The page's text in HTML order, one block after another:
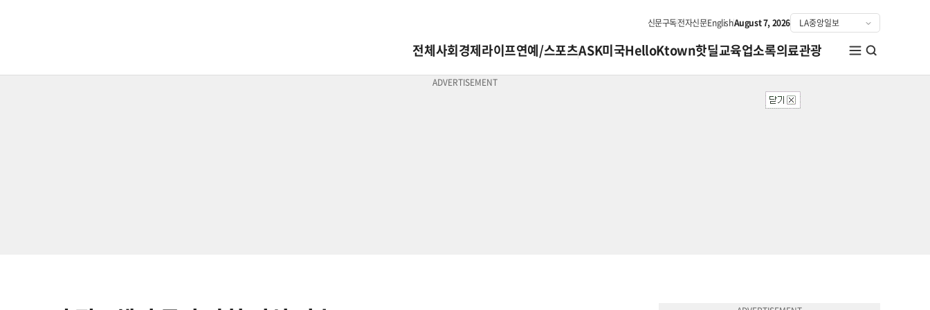
신문구독전자신문EnglishAugust 7, 2026
전체사회경제라이프연예/스포츠ASK미국HelloKtown핫딜교육업소록의료관광